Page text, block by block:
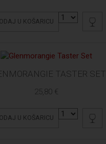
U KOŠARICU
TASTER SET
25,80 €
U KOŠARICU